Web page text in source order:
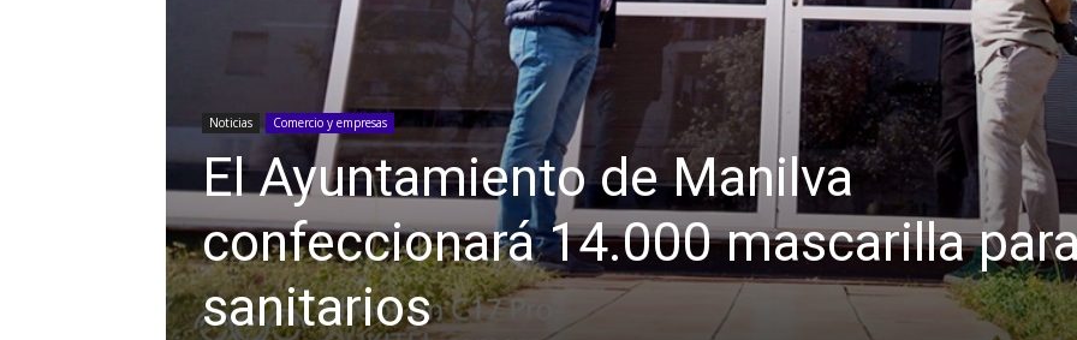
Noticias Comercio y empresas
El Ayuntamiento de Manilva
confeccionará 14.000 mascarilla
sanitarios